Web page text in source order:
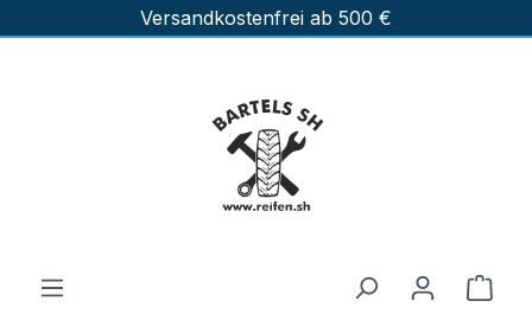
Zum Hauptinhalt springenVersandkostenfrei ab 500 €